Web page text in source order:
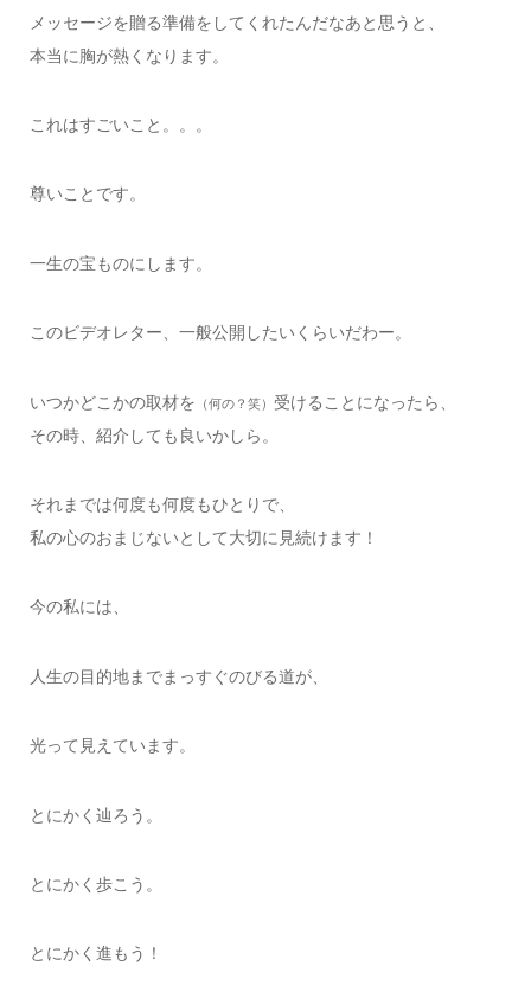
メッセージを贈る準備をしてくれたんだなあと思うと、
本当に胸が熱くなります。
これはすごいこと。。。
尊いことです。
一生の宝ものにします。
このビデオレター、一般公開したいくらいだわー。
いつかどこかの取材を （何の？笑） 受けることになったら、
その時、紹介しても良いかしら。
それまでは何度も何度もひとりで、
私の心のおまじないとして大切に見続けます！
今の私には、
人生の目的地までまっすぐのびる道が、
光って見えています。
とにかく辿ろう。
とにかく歩こう。
とにかく進もう！